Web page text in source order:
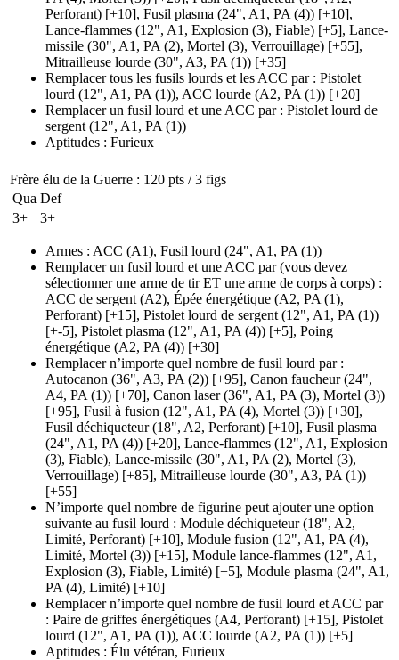
Perforant) [+10], Fusil plasma (24", A1, PA (4)) [+10],
Lance-flammes (12", A1, Explosion (3), Fiable) [+5], Lance-
missile (30", A1, PA (2), Mortel (3), Verrouillage) [+55],
Mitrailleuse lourde (30", A3, PA (1)) [+35]
Remplacer tous les fusils lourds et les ACC par : Pistolet
lourd (12", A1, PA (1)), ACC lourde (A2, PA (1)) [+20]
Remplacer un fusil lourd et une ACC par : Pistolet lourd de
sergent (12", A1, PA (1))
Aptitudes : Furieux
Frère élu de la Guerre : 120 pts / 3 figs
Qua Def
3+
3+
Armes : ACC (A1), Fusil lourd (24", A1, PA (1))
Remplacer un fusil lourd et une ACC par (vous devez
sélectionner une arme de tir ET une arme de corps à corps) :
ACC de sergent (A2), Épée énergétique (A2, PA (1),
Perforant) [+15], Pistolet lourd de sergent (12", A1, PA (1))
[+-5], Pistolet plasma (12", A1, PA (4)) [+5], Poing
énergétique (A2, PA (4)) [+30]
Remplacer n’importe quel nombre de fusil lourd par :
Autocanon (36", A3, PA (2)) [+95], Canon faucheur(24",
A4, PA (1)) [+70], Canon laser(36", A1, PA (3), Mortel (3))
[+95], Fusil à fusion (12", A1, PA (4), Mortel (3)) [+30],
Fusil déchiqueteur(18", A2, Perforant) [+10], Fusil plasma
(24", A1, PA (4)) [+20], Lance-flammes (12", A1, Explosion
(3), Fiable), Lance-missile (30", A1, PA (2), Mortel (3),
Verrouillage) [+85], Mitrailleuse lourde (30", A3, PA (1))
[+55]
N’importe quel nombre de figurine peut ajouter une option
suivante au fusil lourd : Module déchiqueteur(18", A2,
Limité, Perforant) [+10], Module fusion (12", A1, PA (4),
Limité, Mortel (3)) [+15], Module lance-flammes (12", A1,
Explosion (3), Fiable, Limité) [+5], Module plasma (24", A1,
PA (4), Limité) [+10]
Remplacer n’importe quel nombre de fusil lourd et ACC par
: Paire de griffes énergétiques (A4, Perforant) [+15], Pistolet
lourd (12", A1, PA (1)), ACC lourde (A2, PA (1)) [+5]
Aptitudes : Élu vétéran, Furieux